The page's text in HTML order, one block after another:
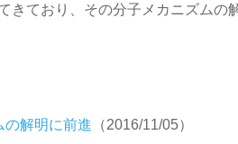
きており、その分子メカニズムの
解明に前進 （2016/11/05）